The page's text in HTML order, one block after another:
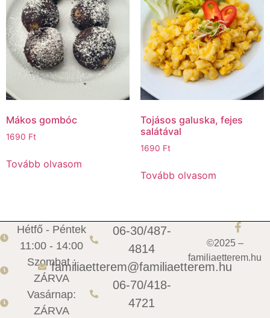
Mákos gombóc
1690 Ft
Tovább olvasom
Tojásos galuska, fejes
salátával
1690 Ft
Tovább olvasom
Hétfő - Péntek
11:00 - 14:00
Szombat :
ZÁRVA
Vasárnap:
ZÁRVA
06-30/487-
4814
familiaetterem@familiaetterem.hu
06-70/418-
4721
©2025 –
familiaetterem.hu